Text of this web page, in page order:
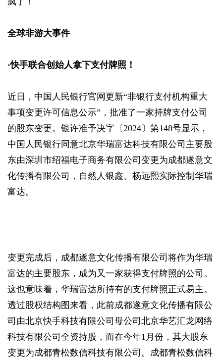
全球非游大事件
·快手联合创始人拿下支付牌照！
近日，中国人民银行官网更新“非银行支付机构重大
事项变更许可信息公示”，批准了一家持牌支付公司
的股东变更。银许准予决字〔2024〕第148号显示，
中国人民银行同意北京华瑞富达科技有限公司主要股
东由深圳市绍福电子商务有限公司变更为成都遂意文
化传播有限公司，自然人银鑫、杨远熙实际控制华瑞
富达。
变更完成后，成都遂意文化传播有限公司将作为华瑞
富达的主要股东，成为又一家获得支付牌照的公司。
这也意味着，华瑞富达所持有的支付牌照正式易主。
透过股权结构图来看，此前成都遂意文化传播有限公
司由北京快手科技有限公司母公司北京华艺汇龙网络
科技有限公司全资持股，而在今年1月份，其大股东
变更为成都青松数信科技有限公司。成都青松数信科